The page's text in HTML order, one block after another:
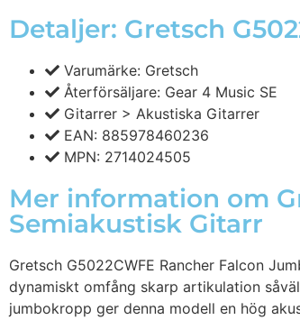
Detaljer: Gretsch
Varumärke: Gretsch
Återförsäljare: Gear 4 Music SE
Gitarrer > Akustiska Gitarrer
EAN: 885978460236
MPN: 2714024505
Mer information om
Semiakustisk Gitarr
Gretsch G5022CWFE Rancher Falcon
dynamiskt omfång skarp artikulation
jumbokropp ger denna modell en hög